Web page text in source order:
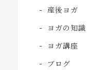
産後ヨガ
ヨガの知識
ヨガ講座
ブログ